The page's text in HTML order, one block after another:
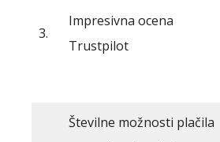
3.
Impresivna ocena
Trustpilot
Številne možnosti plačila